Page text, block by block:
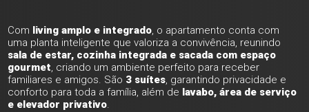
Com living amplo e integrado, o apartamento conta com
uma planta inteligente que valoriza a convivência, reunindo
sala de estar, cozinha integrada e sacada com espaço
gourmet, criando um ambiente perfeito para receber
familiares e amigos. São 3 suítes, garantindo privacidade e
conforto para toda a família, além de lavabo, área de serviço
e elevador privativo.